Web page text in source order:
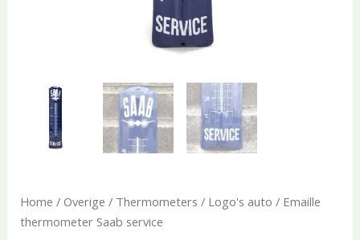
Home / Overige / Thermometers / Logo's auto / Emaille
thermometer Saab service